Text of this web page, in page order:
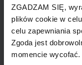
ZGADZAM SIĘ,
plików cookie w
celu zapewniania
Zgoda jest
momencie wycofać.
bilety lotnicze
(Basiq Air)
bilety lotnicze
VANCOUVER